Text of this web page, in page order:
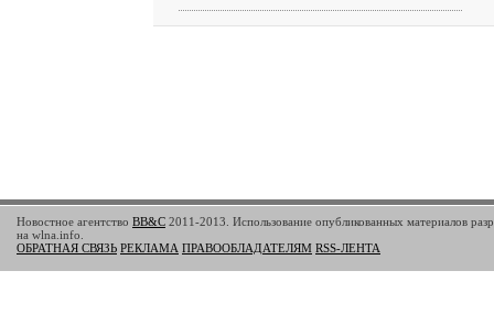
Новостное агентство BB&C 2011-2013. Использование опубликованных материалов
на wlna.info.
ОБРАТНАЯ СВЯЗЬ РЕКЛАМА ПРАВООБЛАДАТЕЛЯМ RSS-ЛЕНТА